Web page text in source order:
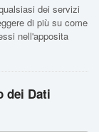
dei servizi
di più su come
nell'apposita
dei Dati